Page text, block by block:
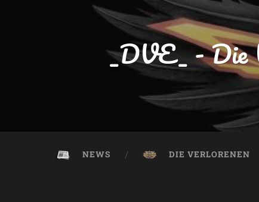
_DVE_ - Die
NEWS DIE VERLORENEN